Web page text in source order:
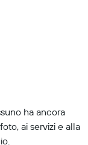
ha ancora
ai servizi e alla